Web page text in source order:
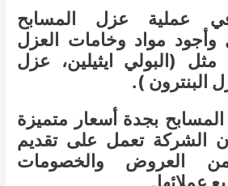
عملية عزل المسابح
مواد وخامات العزل
مثل (البولي ايثيلين، عزل
البنترون ).
بجدة أسعار متميزة
الشركة تعمل على تقديم
العروض والخصومات